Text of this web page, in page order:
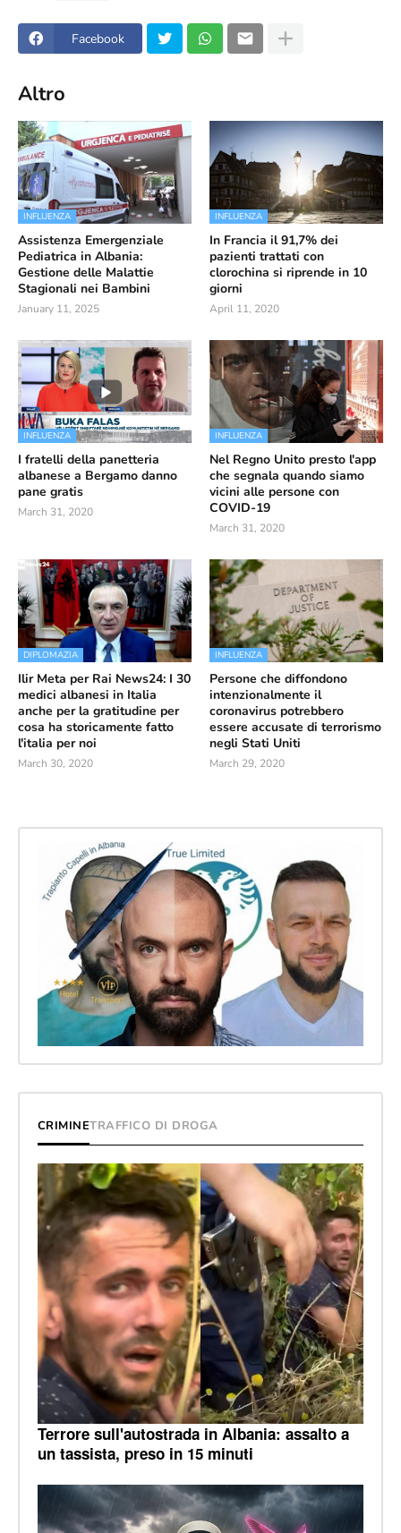
Facebook
Altro
INFLUENZA
Assistenza Emergenziale
Pediatrica in Albania:
Gestione delle Malattie
Stagionali nei Bambini
January 11, 2025
INFLUENZA
In Francia il 91,7% dei
pazienti trattati con
clorochina si riprende in 10
giorni
April 11, 2020
INFLUENZA
I fratelli della panetteria
albanese a Bergamo danno
pane gratis
March 31, 2020
INFLUENZA
Nel Regno Unito presto l'app
che segnala quando siamo
vicini alle persone con
COVID-19
March 31, 2020
DIPLOMAZIA
Ilir Meta per Rai News24: I 30
medici albanesi in Italia
anche per la gratitudine per
cosa ha storicamente fatto
l'italia per noi
March 30, 2020
INFLUENZA
Persone che diffondono
intenzionalmente il
coronavirus potrebbero
essere accusate di terrorismo
negli Stati Uniti
March 29, 2020
CRIMINETRAFFICO DI DROGA
Terrore sull'autostrada in Albania: assalto a
un tassista, preso in 15 minuti